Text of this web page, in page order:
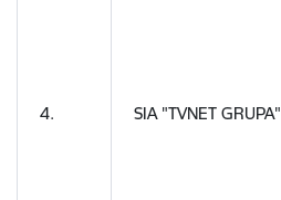
4. SIA "TVNET GRUPA"